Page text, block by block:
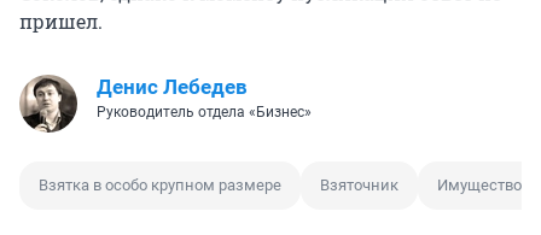
пришел.
Денис Лебедев
Руководитель отдела «Бизнес»
Взятка в особо крупном размере Взяточник Имущество